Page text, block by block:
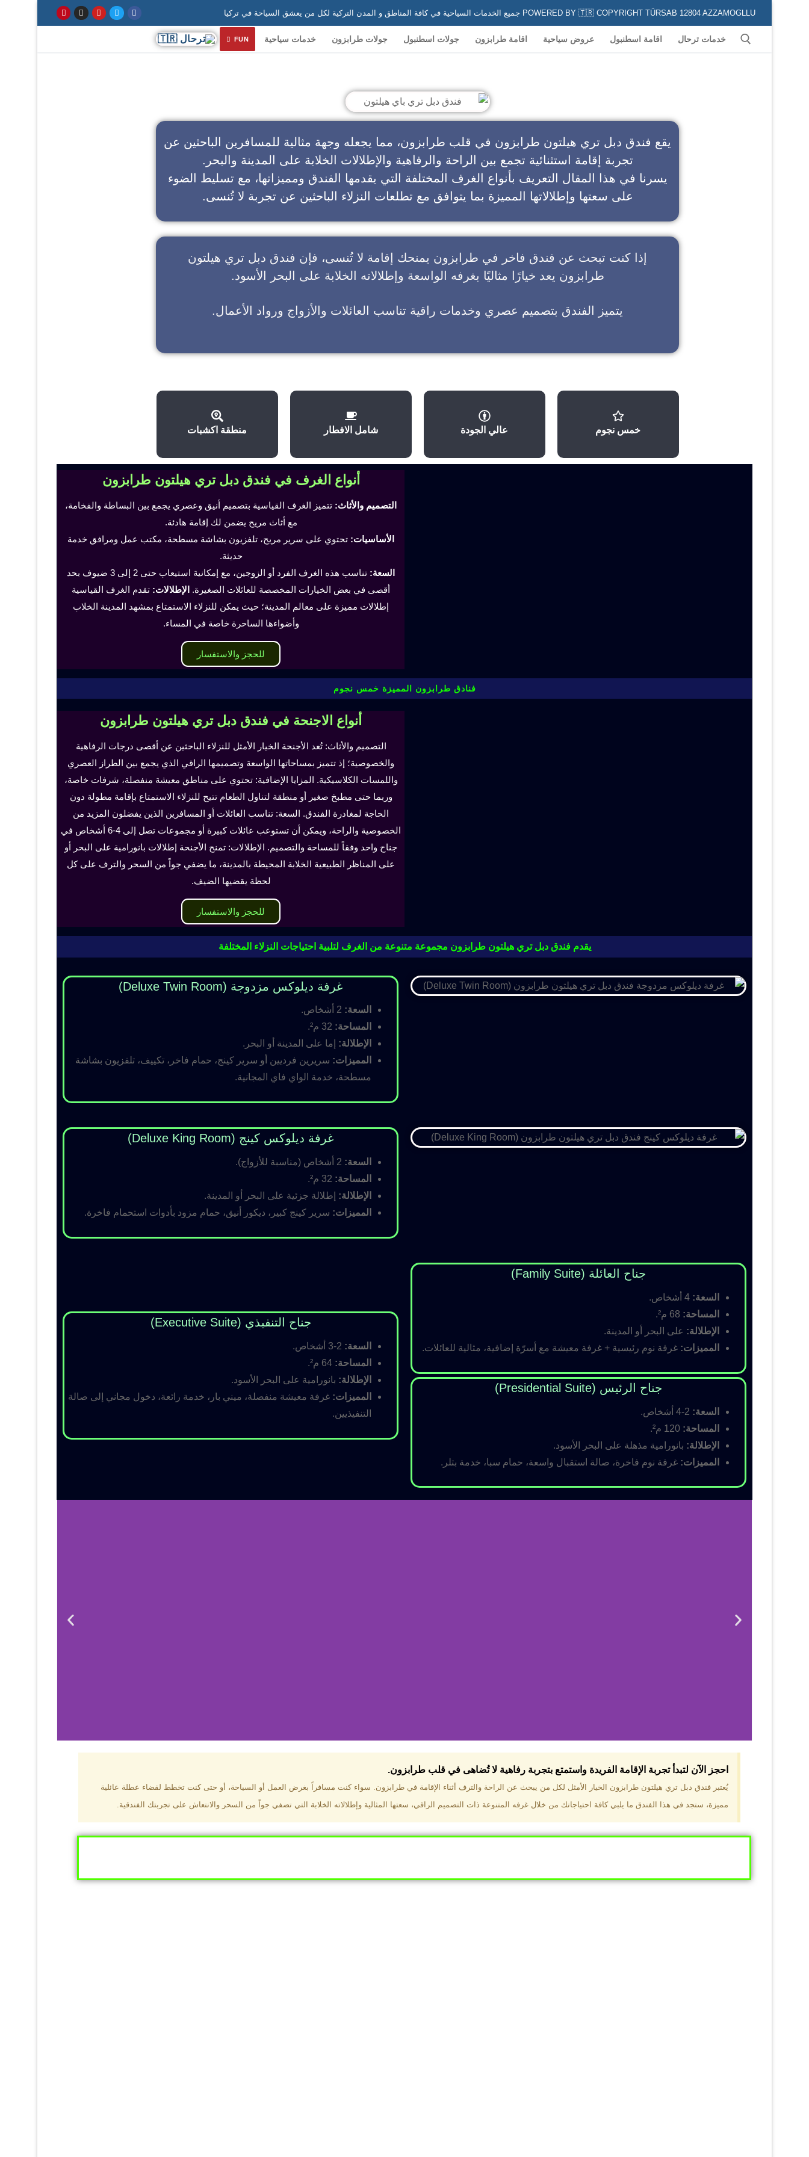
POWERED BY 🇹🇷 COPYRIGHT TÜRSAB 12804 AZZAMOGLLU جميع الخدمات السياحية في كافة المناطق و المدن التركية لكل من يعشق السياحة في تركيا
خدمات ترحال اقامة اسطنبول عروض سياحية اقامة طرابزون جولات اسطنبول جولات طرابزون خدمات سياحية FUN
يقع فندق دبل تري هيلتون طرابزون في قلب طرابزون، مما يجعله وجهة مثالية للمسافرين الباحثين عن
تجربة إقامة استثنائية تجمع بين الراحة والرفاهية والإطلالات الخلابة على المدينة والبحر.
يسرنا في هذا المقال التعريف بأنواع الغرف المختلفة التي يقدمها الفندق ومميزاتها، مع تسليط الضوء
على سعتها وإطلالاتها المميزة بما يتوافق مع تطلعات النزلاء الباحثين عن تجربة لا تُنسى.
إذا كنت تبحث عن فندق فاخر في طرابزون يمنحك إقامة لا تُنسى، فإن فندق دبل تري هيلتون
طرابزون يعد خيارًا مثاليًا بغرفه الواسعة وإطلالاته الخلابة على البحر الأسود.
يتميز الفندق بتصميم عصري وخدمات راقية تناسب العائلات والأزواج ورواد الأعمال.
خمس نجوم عالي الجودة شامل الافطار منطقة اكشبات
أنواع الغرف في فندق دبل تري هيلتون طرابزون
التصميم والأثاث: تتميز الغرف القياسية بتصميم أنيق وعصري يجمع بين البساطة والفخامة،
مع أثاث مريح يضمن لك إقامة هادئة.
الأساسيات: تحتوي على سرير مريح، تلفزيون بشاشة مسطحة، مكتب عمل ومرافق خدمة
حديثة.
السعة:
تناسب هذه الغرف الفرد أو الزوجين، مع إمكانية استيعاب حتى 2 إلى 3 ضيوف بحد
أقصى في بعض الخيارات المخصصة للعائلات الصغيرة. الإطلالات: تقدم الغرف القياسية
إطلالات مميزة على معالم المدينة؛ حيث يمكن للنزلاء الاستمتاع بمشهد المدينة الخلاب
وأضواءها الساحرة خاصة في المساء.
للحجز والاستفسار
فنادق طرابزون المميزة خمس نجوم
أنواع الاجنحة في فندق دبل تري هيلتون طرابزون
التصميم والأثاث: تُعد الأجنحة الخيار الأمثل للنزلاء الباحثين عن أقصى درجات الرفاهية
والخصوصية؛ إذ تتميز بمساحاتها الواسعة وتصميمها الراقي الذي يجمع بين الطراز العصري
واللمسات الكلاسيكية. المزايا الإضافية: تحتوي على مناطق معيشة منفصلة، شرفات خاصة،
وربما حتى مطبخ صغير أو منطقة لتناول الطعام تتيح للنزلاء الاستمتاع بإقامة مطولة دون
الحاجة لمغادرة الفندق. السعة: تناسب العائلات أو المسافرين الذين يفضلون المزيد من
الخصوصية والراحة، ويمكن أن تستوعب عائلات كبيرة أو مجموعات تصل إلى 4-6 أشخاص في
جناح واحد وفقاً للمساحة والتصميم. الإطلالات: تمنح الأجنحة إطلالات بانورامية على البحر أو
على المناظر الطبيعية الخلابة المحيطة بالمدينة، ما يضفي جواً من السحر والترف على كل
لحظة يقضيها الضيف.
للحجز والاستفسار
يقدم فندق دبل تري هيلتون طرابزون مجموعة متنوعة من الغرف لتلبية احتياجات النزلاء المختلفة
غرفة ديلوكس مزدوجة (Deluxe Twin Room)
السعة:
المساحة:
الإطلالة: إما على المدينة أو البحر.
المميزات: سريرين فرديين أو سرير كينج، حمام فاخر، تكييف، تلفزيون بشاشة
مسطحة، خدمة الواي فاي المجانية.
غرفة ديلوكس كينج (Deluxe King Room)
السعة:
المساحة:
الإطلالة: إطلالة جزئية على البحر أو المدينة.
المميزات: سرير كينج كبير، ديكور أنيق، حمام مزود بأدوات استحمام فاخرة.
جناح العائلة (Family Suite)
السعة:
المساحة:
الإطلالة: على البحر أو المدينة.
المميزات: غرفة نوم رئيسية + غرفة معيشة مع أسرّة إضافية، مثالية للعائلات.
جناح الرئيس (Presidential Suite)
السعة:
المساحة:
الإطلالة: بانورامية مذهلة على البحر الأسود.
المميزات: غرفة نوم فاخرة، صالة استقبال واسعة، حمام سبا، خدمة بتلر.
جناح التنفيذي (Executive Suite)
السعة:
المساحة:
الإطلالة: بانورامية على البحر الأسود.
المميزات: غرفة معيشة منفصلة، ميني بار، خدمة رائعة، دخول مجاني إلى صالة
التنفيذيين.
لماذا تختار فندق دبل تري هيلتون طرابزون؟
والجبال الخضراء. مرافق متكاملة تشمل مسبحًا داخليًا، سبا، صالة ألعاب رياضية، ومطاعم عالمية.
احجز الآن لتبدأ تجربة الإقامة الفريدة واستمتع بتجربة رفاهية لا تُضاهى في قلب طرابزون.​
يُعتبر فندق دبل تري هيلتون طرابزون الخيار الأمثل لكل من يبحث عن الراحة والترف أثناء الإقامة في طرابزون. سواء كنت مسافراً بغرض العمل أو السياحة، أو حتى كنت تخطط لقضاء عطلة عائلية
مميزة، ستجد في هذا الفندق ما يلبي كافة احتياجاتك من خلال غرفه المتنوعة ذات التصميم الراقي، سعتها المثالية وإطلالاته الخلابة التي تضفي جواً من السحر والانتعاش على تجربتك الفندقية.